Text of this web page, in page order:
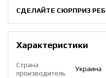
СДЕЛАЙТЕ СЮРПРИЗ
Характеристики
Страна
производитель
Украина